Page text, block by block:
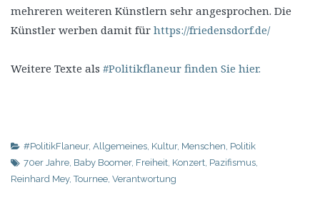
mehreren weiteren Künstlern sehr angesprochen. Die
Künstler werben damit für https://friedensdorf.de/
Weitere Texte als #Politikflaneur finden Sie hier.
#PolitikFlaneur, Allgemeines, Kultur, Menschen, Politik
70er Jahre, Baby Boomer, Freiheit, Konzert, Pazifismus,
Reinhard Mey,Tournee, Verantwortung